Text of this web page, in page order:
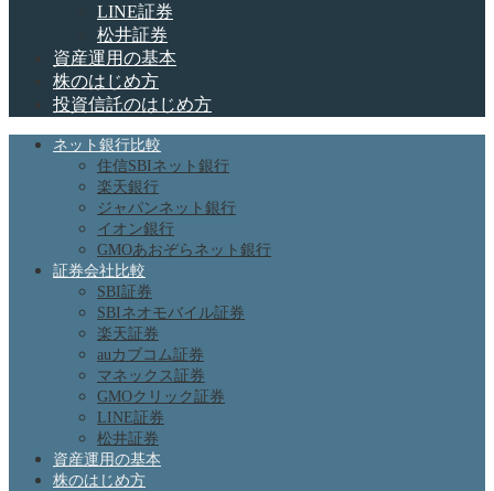
LINE証券
松井証券
資産運用の基本
株のはじめ方
投資信託のはじめ方
ネット銀行比較
住信SBIネット銀行
楽天銀行
ジャパンネット銀行
イオン銀行
GMOあおぞらネット銀行
証券会社比較
SBI証券
SBIネオモバイル証券
楽天証券
auカブコム証券
マネックス証券
GMOクリック証券
LINE証券
松井証券
資産運用の基本
株のはじめ方